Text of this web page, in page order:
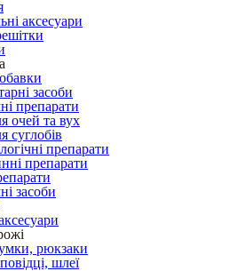
аксесуари
засоби
препарати
очей та вух
суглобів
препарати
препарати
засоби
рюкзаки
шлеї